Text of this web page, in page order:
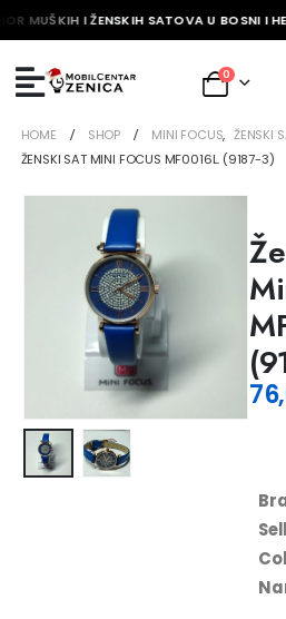
MUŠKIH I ŽENSKIH SATOVA U BOSNI I
0
HOME SHOP MINI FOCUS, ŽENSKI
ŽENSKI SAT MINI FOCUS MF0016L. (9187-3)